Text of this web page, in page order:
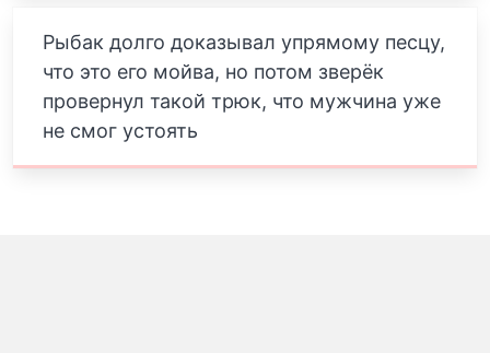
Рыбак долго доказывал упрямому песцу,
что это его мойва, но потом зверёк
провернул такой трюк, что мужчина уже
не смог устоять